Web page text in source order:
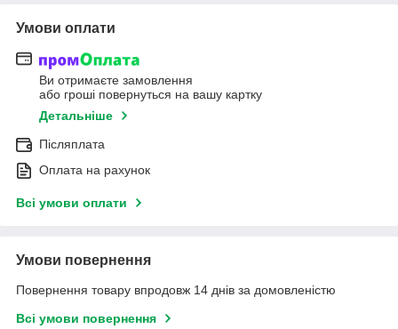
Умови оплати
Ви отримаєте замовлення
або гроші повернуться на вашу картку
Детальніше
Післяплата
Оплата на рахунок
Всі умови оплати
Умови повернення
Повернення товару впродовж 14 днів за домовленістю
Всі умови повернення